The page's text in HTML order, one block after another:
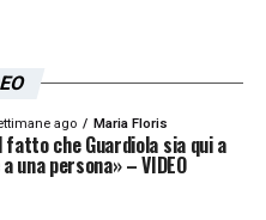
ago Maria Floris
che Guardiola sia qui a
una persona» – VIDEO